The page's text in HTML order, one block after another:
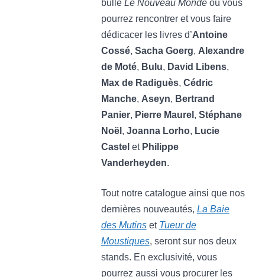
bulle Le Nouveau Mondeoù vous
pourrez rencontrer et vous faire
dédicacer les livres d’Antoine
Cossé, Sacha Goerg, Alexandre
de Moté, Bulu, David Libens,
Max de Radiguès, Cédric
Manche, Aseyn, Bertrand
Panier, Pierre Maurel , Stéphane
Noël , Joanna Lorho, Lucie
Castel et Philippe
Vanderheyden.
Tout notre catalogue ainsi que nos
dernières nouveautés, La Baie
des Mutinset Tueur de
Moustiques, seront sur nos deux
stands. En exclusivité, vous
pourrez aussi vous procurer les